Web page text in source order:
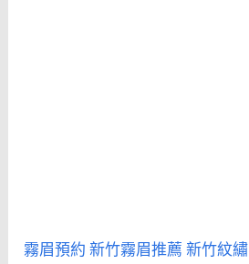
霧眉預約新竹霧眉推薦新竹紋繡